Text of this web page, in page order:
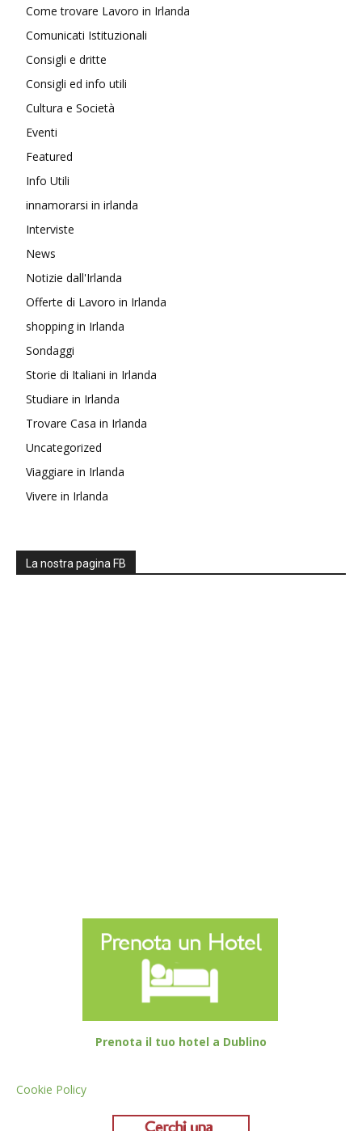
Come trovare Lavoro in Irlanda
Comunicati Istituzionali
Consigli e dritte
Consigli ed info utili
Cultura e Società
Eventi
Featured
Info Utili
innamorarsi in irlanda
Interviste
News
Notizie dall'Irlanda
Offerte di Lavoro in Irlanda
shopping in Irlanda
Sondaggi
Storie di Italiani in Irlanda
Studiare in Irlanda
Trovare Casa in Irlanda
Uncategorized
Viaggiare in Irlanda
Vivere in Irlanda
La nostra pagina FB
Prenota il tuo hotel a Dublino
Cookie Policy